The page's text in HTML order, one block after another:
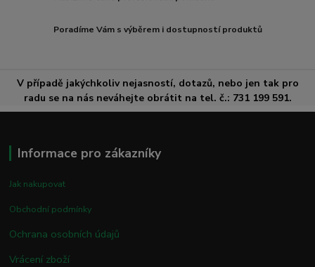
Poradíme Vám s výběrem i dostupností produktů
V případě jakýchkoliv nejasností, dotazů, nebo jen tak pro
radu se na nás neváhejte obrátit na tel. č.: 731 199 591.
Informace pro zákazníky
Jak nakupovat
Obchodní podmínky
Ochrana osobních údajů
Vrácení zboží